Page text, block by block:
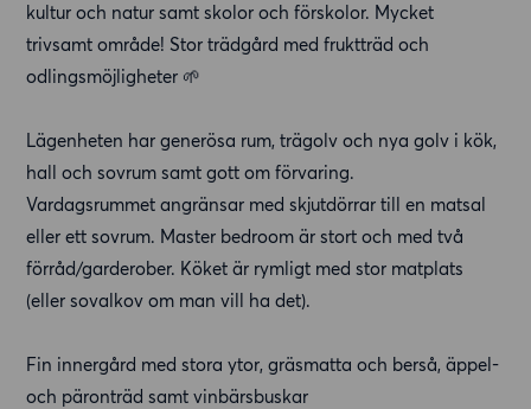
kultur och natur samt skolor och förskolor. Mycket
trivsamt område! Stor trädgård med fruktträd och
odlingsmöjligheter 🌱
Lägenheten har generösa rum, trägolv och nya golv i kök,
hall och sovrum samt gott om förvaring.
Vardagsrummet angränsar med skjutdörrar till en matsal
eller ett sovrum. Master bedroom är stort och med två
förråd/garderober. Köket är rymligt med stor matplats
(eller sovalkov om man vill ha det).
Fin innergård med stora ytor, gräsmatta och berså, äppel-
och päronträd samt vinbärsbuskar